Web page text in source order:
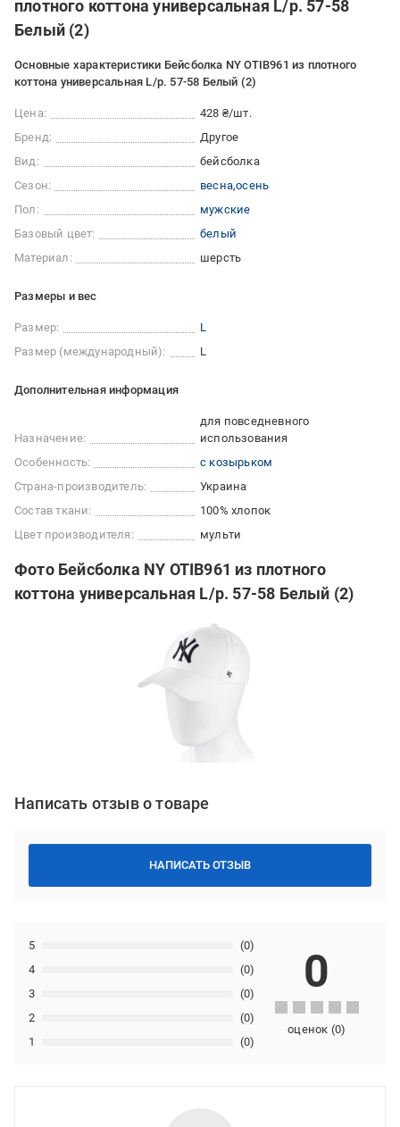
плотного коттона универсальная L/р. 57-58
Белый (2)
Основные характеристики Бейсболка NY OTIB961 из плотного
коттона универсальная L/р. 57-58 Белый (2)
Цена:
428 ₴/шт.
Бренд:
Другое
Вид:
бейсболка
Сезон:
весна осень
Пол:
мужские
Базовый цвет:
белый
Материал:
шерсть
Размеры и вес
Размер:
L
Размер (международный):
L
Дополнительная информация
Назначение:
для повседневного
использования
Особенность:
с козырьком
Страна-производитель:
Украина
Состав ткани:
100% хлопок
Цвет производителя:
мульти
Фото Бейсболка NY OTIB961 из плотного
коттона универсальная L/р. 57-58 Белый (2)
Написать отзыв о товаре
НАПИСАТЬ ОТЗЫВ
1 (0)
2 (0)
3 (0)
4 (0)
5 (0)
0
оценок (0)